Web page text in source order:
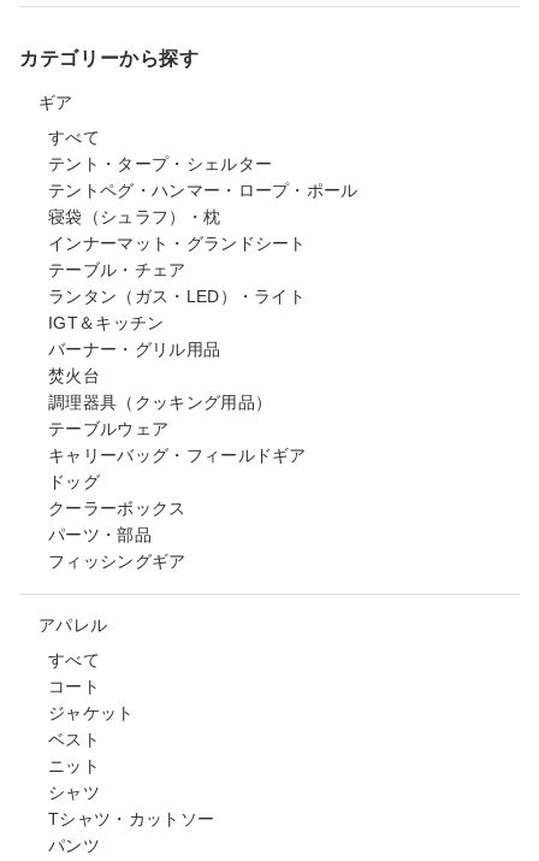
カテゴリーから探す
ギア
すべて
テント・タープ・シェルター
テントペグ・ハンマー・ロープ・ポール
寝袋（シュラフ）・枕
インナーマット・グランドシート
テーブル・チェア
ランタン（ガス・LED）・ライト
IGT＆キッチン
バーナー・グリル用品
焚火台
調理器具（クッキング用品）
テーブルウェア
キャリーバッグ・フィールドギア
ドッグ
クーラーボックス
パーツ・部品
フィッシングギア
アパレル
すべて
コート
ジャケット
ベスト
ニット
シャツ
Tシャツ・カットソー
パンツ